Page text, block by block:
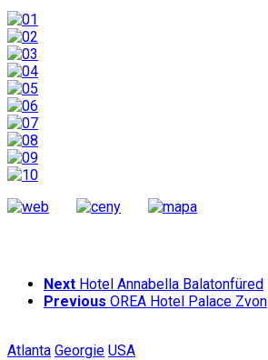
Next Hotel Annabella Balatonfüred
Previous OREA Hotel Palace Zvon
Atlanta Georgie USA